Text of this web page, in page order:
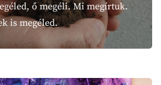
ő megéli. Mi megírtuk.
is megéled.